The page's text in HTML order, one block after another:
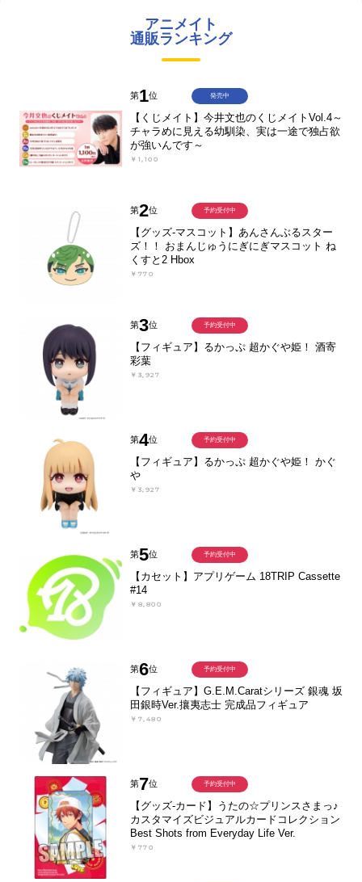
アニメイト
通販ランキング
第1位
【くじメイト】今井文也のくじメイトVol.4～
チャラめに見える幼馴染、実は一途で独占欲
が強いんです～
￥1,100
発売中
第2位
【グッズ-マスコット】あんさんぶるスター
ズ！！ おまんじゅうにぎにぎマスコット ね
くすと2 Hbox
￥770
予約受付中
第3位
【フィギュア】るかっぷ 超かぐや姫！ 酒寄
彩葉
￥3,927
予約受付中
第4位
【フィギュア】るかっぷ 超かぐや姫！ かぐ
や
￥3,927
予約受付中
第5位
【カセット】アプリゲーム 18TRIP Cassette
#14
￥8,800
予約受付中
第6位
【フィギュア】G.E.M.Caratシリーズ 銀魂 坂
田銀時Ver.攘夷志士 完成品フィギュア
￥7,480
予約受付中
第7位
【グッズ-カード】うたの☆プリンスさまっ♪
カスタマイズビジュアルカードコレクション
Best Shots from Everyday Life Ver.
￥770
予約受付中